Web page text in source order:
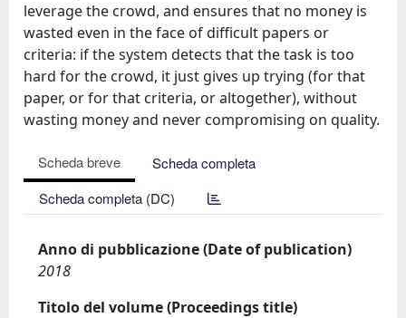
leverage the crowd, and ensures that no money is
wasted even in the face of difficult papers or
criteria: if the system detects that the task is too
hard for the crowd, it just gives up trying (for that
paper, or for that criteria, or altogether), without
wasting money and never compromising on quality.
Scheda breve
Scheda completa
Scheda completa (DC)
Anno di pubblicazione (Date of publication)
2018
Titolo del volume (Proceedings title)